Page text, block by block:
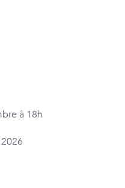
à 18h